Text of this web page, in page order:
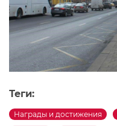
Теги:
Награды и достижения